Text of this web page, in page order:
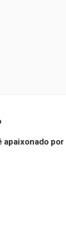
apaixonado